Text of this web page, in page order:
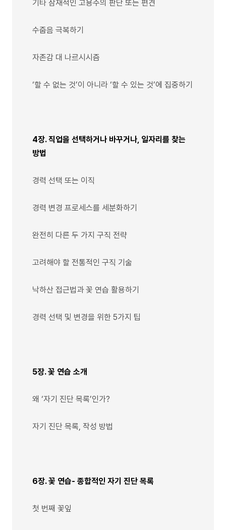
기타 잠재적인 고용주의 판단 또는 편견
수줍음 극복하기
자존감 대 나르시시즘
‘할 수 없는 것’이 아니라 ‘할 수 있는 것’에 집중하기
4장. 직업을 선택하거나 바꾸거나, 일자리를 찾는
방법
경력 선택 또는 이직
경력 변경 프로세스를 세분화하기
완전히 다른 두 가지 구직 전략
고려해야 할 전통적인 구직 기술
낙하산 접근법과 꽃 연습 활용하기
경력 선택 및 변경을 위한 5가지 팁
5장. 꽃 연습 소개
왜 ‘자기 진단 목록’인가?
자기 진단 목록, 작성 방법
6장. 꽃 연습- 종합적인 자기 진단 목록
첫 번째 꽃잎